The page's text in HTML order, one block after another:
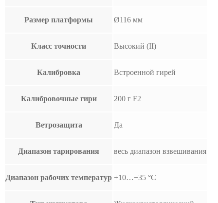
Размер платформы Ø116 мм
Класс точности Высокий (II)
Калибровка Встроенной гирей
Калибровочные гири 200 г F2
Ветрозащита Да
Диапазон тарирования весь диапазон взвешивания
Диапазон рабочих температур +10…+35 °С